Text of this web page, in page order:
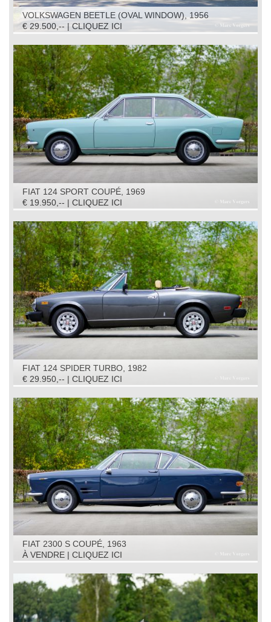
VOLKSWAGEN BEETLE (OVAL WINDOW), 1956
€ 29.500,-- | CLIQUEZ ICI
FIAT 124 SPORT COUPÉ, 1969
€ 19.950,-- | CLIQUEZ ICI
FIAT 124 SPIDER TURBO, 1982
€ 29.950,-- | CLIQUEZ ICI
FIAT 2300 S COUPÉ, 1963
À VENDRE | CLIQUEZ ICI